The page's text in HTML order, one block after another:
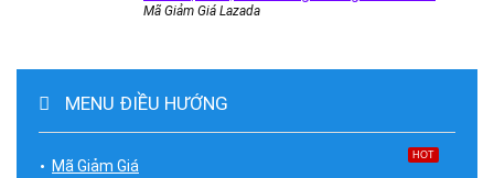
Mã Giảm Giá Lazada
MENU ĐIỀU HƯỚNG
Mã Giảm Giá
HOT